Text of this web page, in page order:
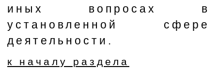
иных вопросах в
установленной сфере
деятельности.
к началу раздела